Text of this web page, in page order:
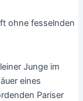
ohne fesselnden
Junge im
eines
Pariser